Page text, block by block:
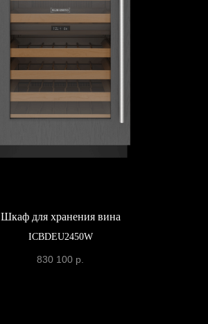
Шкаф для хранения вина
ICBDEU2450W
830 100 р.